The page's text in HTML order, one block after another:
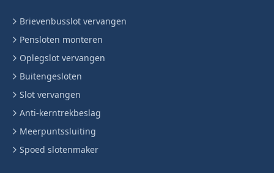
Brievenbusslot vervangen
Pensloten monteren
Oplegslot vervangen
Buitengesloten
Slot vervangen
Anti-kerntrekbeslag
Meerpuntssluiting
Spoed slotenmaker